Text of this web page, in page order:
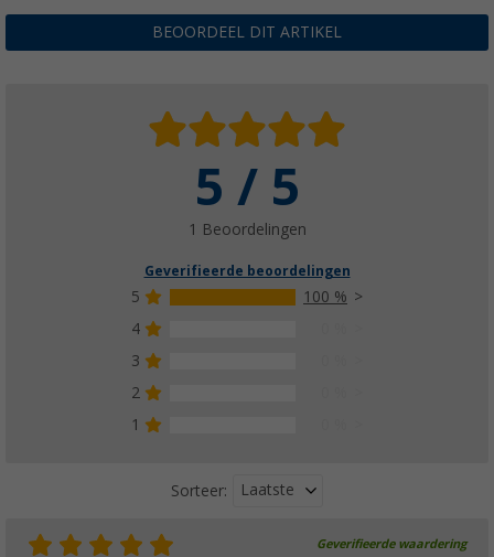
BEOORDEEL DIT ARTIKEL
5 / 5
1 Beoordelingen
Geverifieerde beoordelingen
5
100 %
4
3
2
1
Sorteer: Laatste
Geverifieerde waardering